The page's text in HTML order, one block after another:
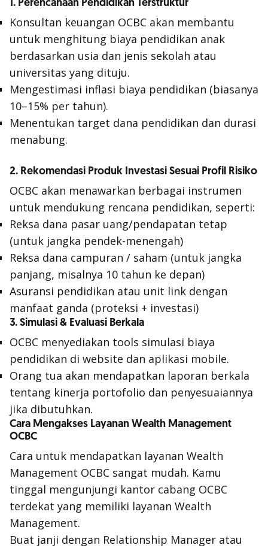
Konsultan keuangan OCBC akan membantu
untuk menghitung biaya pendidikan anak
berdasarkan usia dan jenis sekolah atau
universitas yang dituju.
Mengestimasi inflasi biaya pendidikan (biasanya
10–15% per tahun).
Menentukan target dana pendidikan dan durasi
menabung.
2. Rekomendasi Produk Investasi Sesuai Profil Risiko
OCBC akan menawarkan berbagai instrumen
untuk mendukung rencana pendidikan, seperti:
Reksa dana pasar uang/pendapatan tetap
(untuk jangka pendek-menengah)
Reksa dana campuran / saham (untuk jangka
panjang, misalnya 10 tahun ke depan)
Asuransi pendidikan atau unit link dengan
manfaat ganda (proteksi + investasi)
3. Simulasi & Evaluasi Berkala
OCBC menyediakan tools simulasi biaya
pendidikan di website dan aplikasi mobile.
Orang tua akan mendapatkan laporan berkala
tentang kinerja portofolio dan penyesuaiannya
jika dibutuhkan.
Cara Mengakses Layanan Wealth Management
OCBC
Cara untuk mendapatkan layanan Wealth
Management OCBC sangat mudah. Kamu
tinggal mengunjungi kantor cabang OCBC
terdekat yang memiliki layanan Wealth
Management.
Buat janji dengan Relationship Manager atau